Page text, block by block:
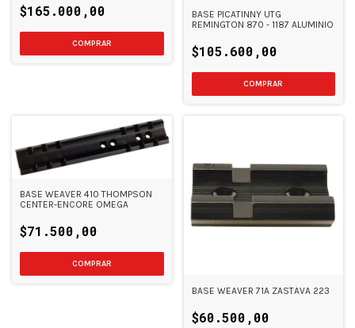
$165.000,00
BASE PICATINNY UTG
REMINGTON 870 - 1187 ALUMINIO
$105.600,00
BASE WEAVER 410 THOMPSON
CENTER-ENCORE OMEGA
$71.500,00
BASE WEAVER 71A ZASTAVA 223
$60.500,00